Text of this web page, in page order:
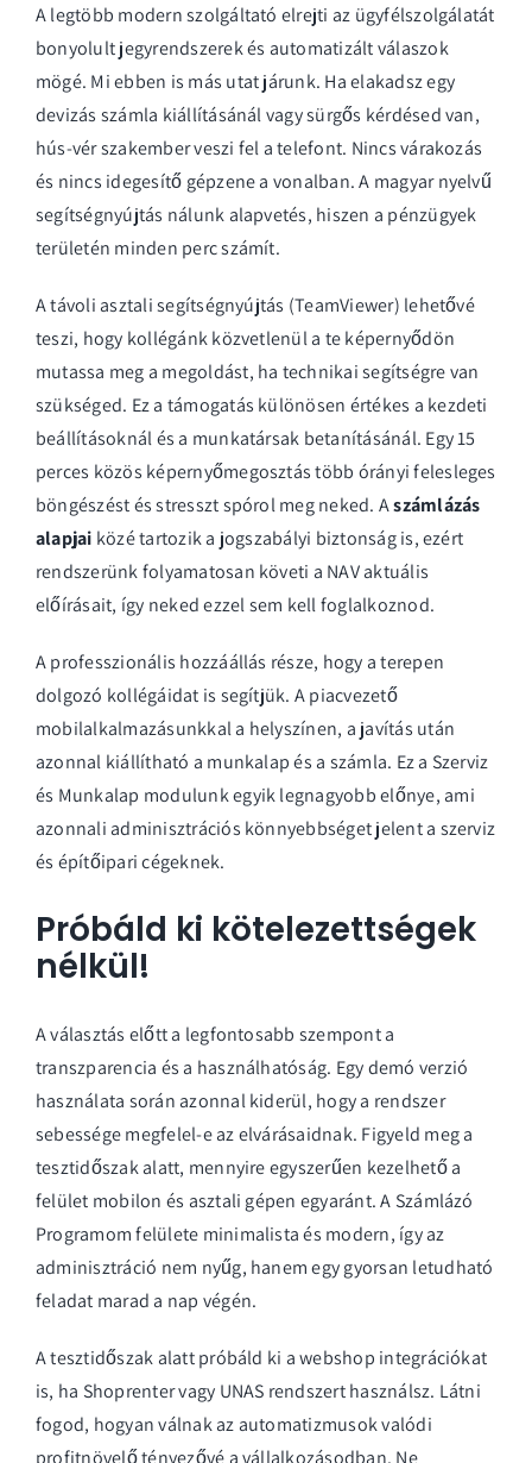
A legtöbb modern szolgáltató elrejti az ügyfélszolgálatát
bonyolult jegyrendszerek és automatizált válaszok
mögé. Mi ebben is más utat járunk. Ha elakadsz egy
devizás számla kiállításánál vagy sürgős kérdésed van,
hús-vér szakember veszi fel a telefont. Nincs várakozás
és nincs idegesítő gépzene a vonalban. A magyar nyelvű
segítségnyújtás nálunk alapvetés, hiszen a pénzügyek
területén minden perc számít.
A távoli asztali segítségnyújtás (TeamViewer) lehetővé
teszi, hogy kollégánk közvetlenül a te képernyődön
mutassa meg a megoldást, ha technikai segítségre van
szükséged. Ez a támogatás különösen értékes a kezdeti
beállításoknál és a munkatársak betanításánál. Egy 15
perces közös képernyőmegosztás több órányi felesleges
böngészést és stresszt spórol meg neked. Aszámlázás
alapjai közé tartozik a jogszabályi biztonság is, ezért
rendszerünk folyamatosan követi a NAV aktuális
előírásait, így neked ezzel sem kell foglalkoznod.
A professzionális hozzáállás része, hogy a terepen
dolgozó kollégáidat is segítjük. A piacvezető
mobilalkalmazásunkkal a helyszínen, a javítás után
azonnal kiállítható a munkalap és a számla. Ez a Szerviz
és Munkalap modulunk egyik legnagyobb előnye, ami
azonnali adminisztrációs könnyebbséget jelent a szerviz
és építőipari cégeknek.
Próbáld ki kötelezettségek
nélkül!
A választás előtt a legfontosabb szempont a
transzparencia és a használhatóság. Egy demó verzió
használata során azonnal kiderül, hogy a rendszer
sebessége megfelel-e az elvárásaidnak. Figyeld meg a
tesztidőszak alatt, mennyire egyszerűen kezelhető a
felület mobilon és asztali gépen egyaránt. A Számlázó
Programom felülete minimalista és modern, így az
adminisztráció nem nyűg, hanem egy gyorsan letudható
feladat marad a nap végén.
A tesztidőszak alatt próbáld ki a webshop integrációkat
is, ha Shoprenter vagy UNAS rendszert használsz. Látni
fogod, hogyan válnak az automatizmusok valódi
profitnövelő tényezővé a vállalkozásodban. Ne